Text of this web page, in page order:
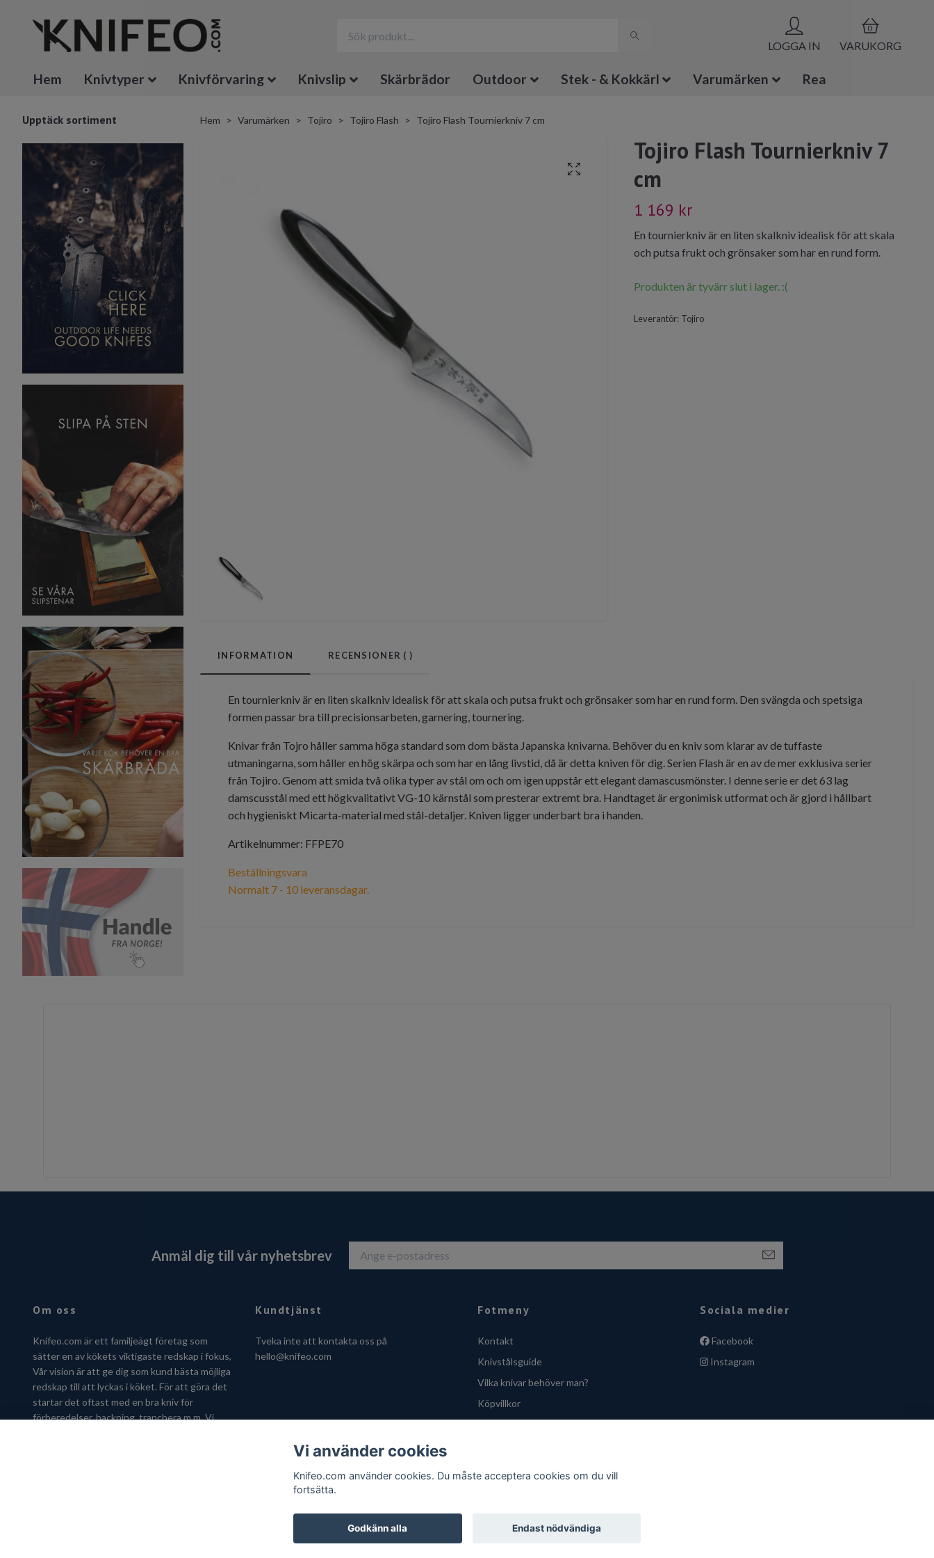
LOGGA IN
0
VARUKORG
Hem Knivtyper Knivförvaring Knivslip Skärbrädor Outdoor Stek - & Kokkärl Varumärken Rea
Upptäck sortiment Hem Varumärken Tojiro Tojiro Flash Tojiro Flash Tournierkniv 7 cm
Tojiro Flash Tournierkniv 7
cm
1 169 kr
En tournierkniv är en liten skalkniv idealisk för att skala
och putsa frukt och grönsaker som har en rund form.
Produkten är tyvärr slut i lager. :(
Leverantör: Tojiro
INFORMATION RECENSIONER ( )
En tournierkniv är en liten skalkniv idealisk för att skala och putsa frukt och grönsaker som har en rund form. Den svängda och spetsiga
formen passar bra till precisionsarbeten, garnering, tournering.
Knivar från Tojro håller samma höga standard som dom bästa Japanska knivarna. Behöver du en kniv som klarar av de tuffaste
utmaningarna, som håller en hög skärpa och som har en lång livstid, då är detta kniven för dig. Serien Flash är en av de mer exklusiva serier
från Tojiro. Genom att smida två olika typer av stål om och om igen uppstår ett elegant damascusmönster. I denne serie er det 63 lag
damscusstål med ett högkvalitativt VG-10 kärnstål som presterar extremt bra. Handtaget är ergonimisk utformat och är gjord i hållbart
och hygieniskt Micarta-material med stål-detaljer. Kniven ligger underbart bra i handen.
Artikelnummer: FFPE70
Beställningsvara
Normalt 7 - 10 leveransdagar.
Anmäl dig till vår nyhetsbrev
Om oss
Knifeo.com är ett familjeägt företag som
sätter en av kökets viktigaste redskap i fokus,
Vår vision är att ge dig som kund bästa möjliga
redskap till att lyckas i köket. För att göra det
startar det oftast med en bra kniv för
förberedelser, hackning, tranchera m.m. Vi
Kundtjänst
Tveka inte att kontakta oss på
hello@knifeo.com
Fotmeny
Kontakt
Knivstålsguide
Vilka knivar behöver man?
Köpvillkor
Sociala medier
Facebook
Instagram
Vi använder cookies
Knifeo.com använder cookies. Du måste acceptera cookies om du vill
fortsätta.
Godkänn alla Endast nödvändiga